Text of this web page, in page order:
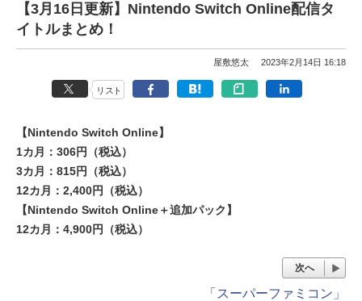
【3月16日更新】Nintendo Switch Online配信タ
イトルまとめ！
屋敷悠太 2023年2月14日 16:18
リスト
【Nintendo Switch Online】
1カ月：306円（税込）
3カ月：815円（税込）
12カ月：2,400円（税込）
【Nintendo Switch Online＋追加パック】
12カ月：4,900円（税込）
次へ
「スーパーファミコン」